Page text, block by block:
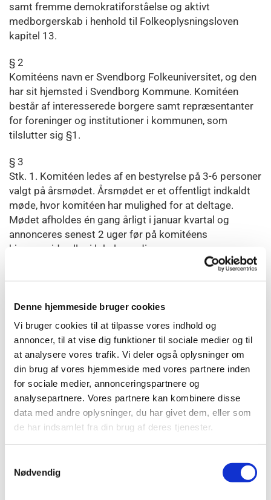
Denne hjemmeside bruger cookies
Vi bruger cookies til at tilpasse vores indhold og
annoncer, til at vise dig funktioner til sociale medier og til
at analysere vores trafik. Vi deler også oplysninger om
din brug af vores hjemmeside med vores partnere inden
for sociale medier, annonceringspartnere og
analysepartnere. Vores partnere kan kombinere disse
data med andre oplysninger, du har givet dem, eller som
de har indsamlet fra din brug af deres tjenester.
Nødvendig
samt fremme demokratiforståelse og aktivt
medborgerskab i henhold til Folkeoplysningsloven
kapitel 13.
§ 2
Komitéens navn er Svendborg Folkeuniversitet, og den
har sit hjemsted i Svendborg Kommune. Komitéen
består af interesserede borgere samt repræsentanter
for foreninger og institutioner i kommunen, som
tilslutter sig §1.
§ 3
Stk. 1. Komitéen ledes af en bestyrelse på 3-6 personer
valgt på årsmødet. Årsmødet er et offentligt indkaldt
møde, hvor komitéen har mulighed for at deltage.
Mødet afholdes én gang årligt i januar kvartal og
annonceres senest 2 uger før på komitéens
hjemmeside eller i lokale medier.
Stk. 2. Valg til bestyrelsen gælder for 2 år. Genvalg kan
finde sted.
en formand, der har det overordnede ansvar for
komitéens aktiviteter, og en administrator, der tager sig
af administrative opgaver og regnskab.
Stk. 4. Formand og administrator er
tegningsberettigede, og administrator kan alene
varetage den daglige drift.
Stk. 5. Bestyrelsen fastsætter selv sin
forretningsorden.
Stk. 2. Beslutningen om tilknytning til en enhed gælder